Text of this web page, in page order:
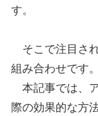
す。
そこで注目さ
組み合わせです。
本記事では、
際の効果的な方